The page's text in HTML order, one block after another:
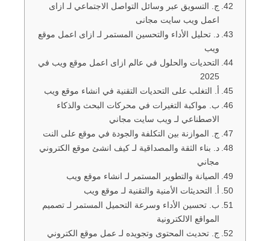
ج. التسويق عبر وسائل التواصل الاجتماعي لـ ازاى
اعمل ويب سايت مجانى
د. تحليل الأداء والتحسين المستمر لـ ازاى اعمل موقع
ويب
التحديات والحلول في عالم ازاى اعمل موقع ويب في
2025
أ. التغلب على التحديات التقنية في انشاء موقع ويب
ب. مواكبة التغيرات في محركات البحث والذكاء
الاصطناعي لـ ويب سايت مجاني
ج. الموازنة بين التكلفة والجودة في موقع على النت
د. بناء الثقة والمصداقية لـ كيف انشئ موقع الكتروني
مجاني
الصيانة والتطوير المستمر لـ انشاء موقع ويب
أ. التحديثات الأمنية والتقنية لـ موقع ويب
ب. تحسين الأداء وسرعة التحميل المستمر لـ تصميم
المواقع الالكترونية
ج. تحديث المحتوى وتجويده لـ عمل موقع الكتروني